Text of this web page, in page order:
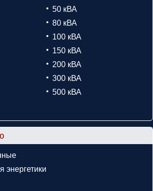
50 кВА
80 кВА
100 кВА
150 кВА
200 кВА
300 кВА
500 кВА
энергетики